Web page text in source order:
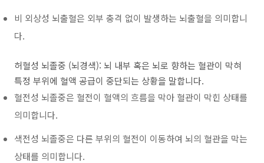
비 외상성 뇌출혈은 외부 충격 없이 발생하는 뇌출혈을 의미합니
다.
허혈성 뇌졸중 (뇌경색): 뇌 내부 혹은 뇌로 향하는 혈관이 막혀
특정 부위에 혈액 공급이 중단되는 상황을 말합니다.
혈전성 뇌졸중은 혈전이 혈액의 흐름을 막아 혈관이 막힌 상태를
의미합니다.
색전성 뇌졸중은 다른 부위의 혈전이 이동하여 뇌의 혈관을 막는
상태를 의미합니다.